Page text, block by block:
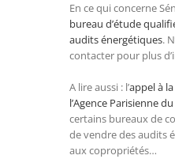
En ce qui concerne
bureau d’étude
audits énergétiques.
contacter pour plus
A lire aussi : l’appel à
l’Agence Parisienne
certains bureaux de
de vendre des audits
aux copropriétés…